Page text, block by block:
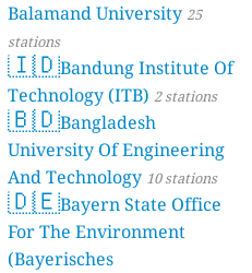
stations
Balamand University25
stations
🇮🇩Bandung Institute Of
Technology (ITB) 2 stations
🇧🇩Bangladesh
University Of Engineering
And Technology 10 stations
🇩🇪Bayern State Office
For The Environment
(Bayerisches